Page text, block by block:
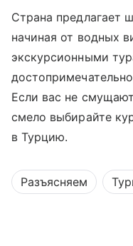
Страна предлагает
начиная от водных
экскурсионными
Если вас не
смело выбирайте
в Турцию.
Разъясняем